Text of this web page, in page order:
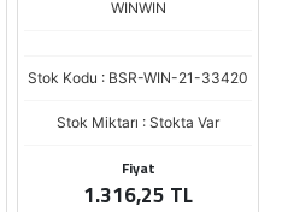
WINWIN
Stok Kodu : BSR-WIN-21-33420
Stok Miktarı : Stokta Var
Fiyat
1.316,25 TL